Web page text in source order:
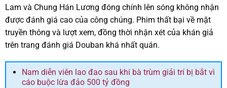
Lam và Chung Hán Lương đóng chính lên sóng không nhận
được đánh giá cao của công chúng. Phim thất bại về mặt
truyền thông và lượt xem, đồng thời nhận xét của khán giả
trên trang đánh giá Douban khá nhất quán.
Nam diễn viên lao đao sau khi bà trùm giải trí bị bắt vì
cáo buộc lừa đảo 500 tỷ đồng